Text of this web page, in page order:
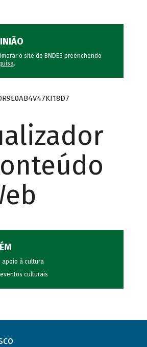
o site do BNDES preenchendo
.
apoio à cultura
culturais